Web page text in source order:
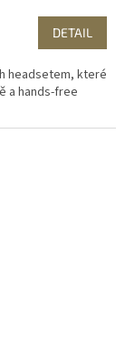
DETAIL
headsetem, které
a hands-free